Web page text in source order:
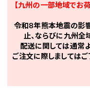
【九州の一部地域でお
令和8年熊本地震の影
止、ならびに九州全
配送に関しては通常
ご注文に際しましては